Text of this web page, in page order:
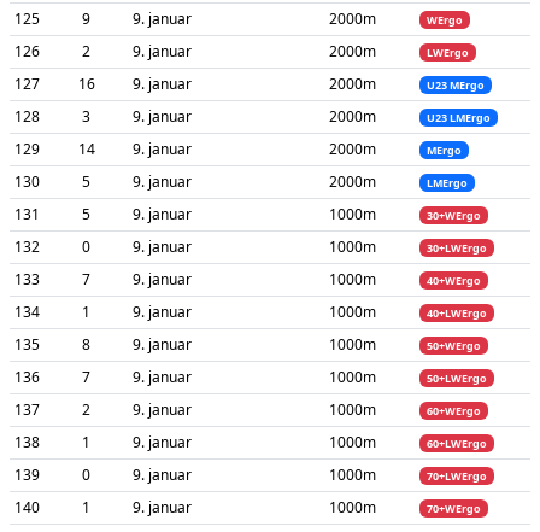
125 9 9. januar 2000m WErgo
126 2 9. januar 2000m LWErgo
127 16 9. januar 2000m U23 MErgo
128 3 9. januar 2000m U23 LMErgo
129 14 9. januar 2000m MErgo
130 5 9. januar 2000m LMErgo
131 5 9. januar 1000m 30+WErgo
132 0 9. januar 1000m 30+LWErgo
133 7 9. januar 1000m 40+WErgo
134 1 9. januar 1000m 40+LWErgo
135 8 9. januar 1000m 50+WErgo
136 7 9. januar 1000m 50+LWErgo
137 2 9. januar 1000m 60+WErgo
138 1 9. januar 1000m 60+LWErgo
139 0 9. januar 1000m 70+LWErgo
140 1 9. januar 1000m 70+WErgo